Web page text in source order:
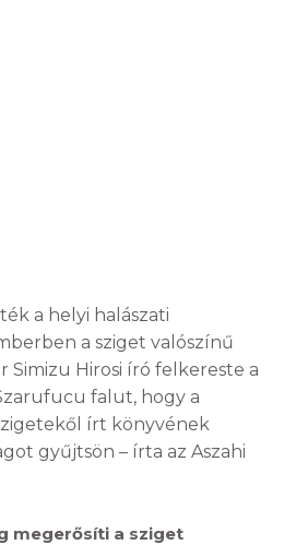
a helyi halászati
a sziget valószínű
Simizu Hirosi író felkereste a
falut, hogy a
írt könyvének
gyűjtsön – írta az Aszahi
megerősíti a sziget